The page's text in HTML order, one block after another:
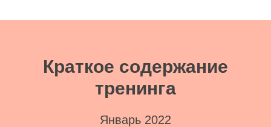
Краткое содержание
тренинга
Январь 2022